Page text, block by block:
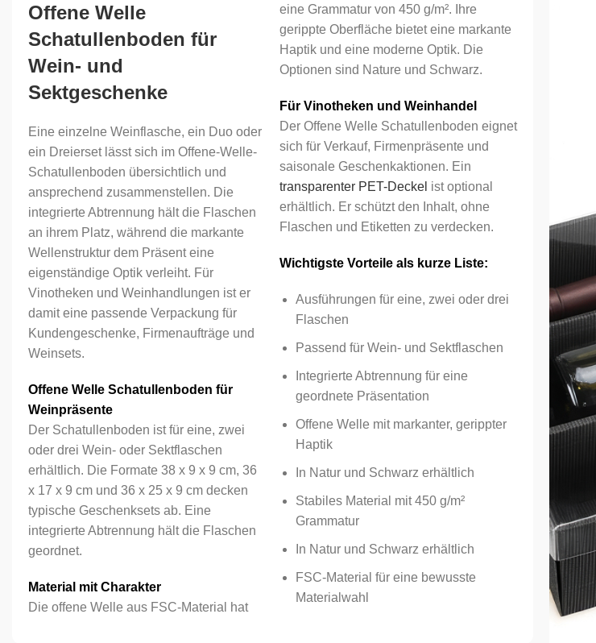
Offene Welle
Schatullenboden für
Wein- und
Sektgeschenke
Eine einzelne Weinflasche, ein Duo oder
ein Dreierset lässt sich im Offene-Welle-
Schatullenboden übersichtlich und
ansprechend zusammenstellen. Die
integrierte Abtrennung hält die Flaschen
an ihrem Platz, während die markante
Wellenstruktur dem Präsent eine
eigenständige Optik verleiht. Für
Vinotheken und Weinhandlungen ist er
damit eine passende Verpackung für
Kundengeschenke, Firmenaufträge und
Weinsets.
Offene Welle Schatullenboden für
Weinpräsente
Der Schatullenboden ist für eine, zwei
oder drei Wein- oder Sektflaschen
erhältlich. Die Formate 38 x 9 x 9 cm, 36
x 17 x 9 cm und 36 x 25 x 9 cm decken
typische Geschenksets ab. Eine
integrierte Abtrennung hält die Flaschen
geordnet.
Material mit Charakter
Die offene Welle aus FSC-Material hat
eine Grammatur von 450 g/m². Ihre
gerippte Oberfläche bietet eine markante
Haptik und eine moderne Optik. Die
Optionen sind Nature und Schwarz.
Für Vinotheken und Weinhandel
Der Offene Welle Schatullenboden eignet
sich für Verkauf, Firmenpräsente und
saisonale Geschenkaktionen. Ein
transparenter PET-Deckel ist optional
erhältlich. Er schützt den Inhalt, ohne
Flaschen und Etiketten zu verdecken.
Wichtigste Vorteile als kurze Liste:
Ausführungen für eine, zwei oder drei
Flaschen
Passend für Wein- und Sektflaschen
Integrierte Abtrennung für eine
geordnete Präsentation
Offene Welle mit markanter, gerippter
Haptik
In Natur und Schwarz erhältlich
Stabiles Material mit 450 g/m²
Grammatur
In Natur und Schwarz erhältlich
FSC-Material für eine bewusste
Materialwahl